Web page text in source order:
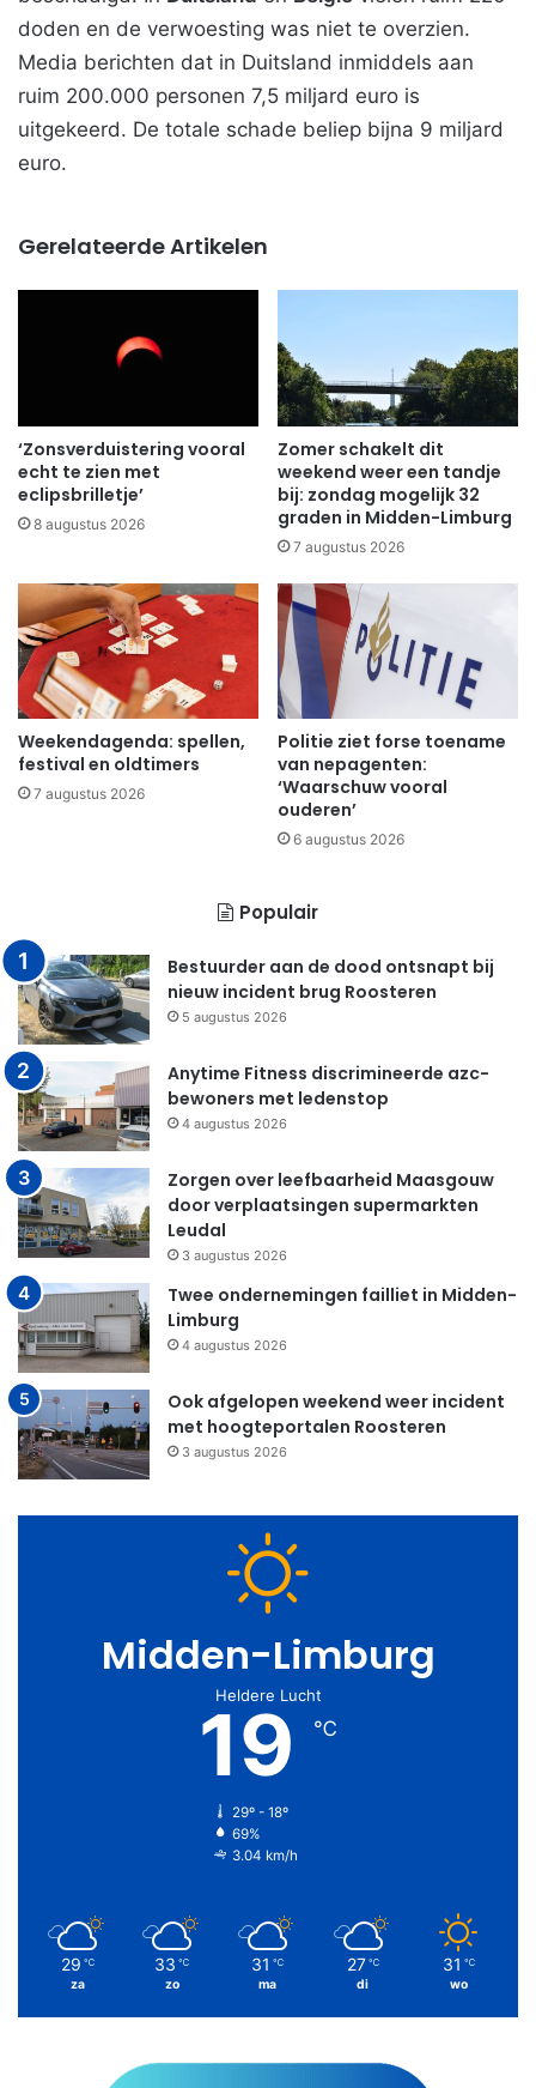
doden en de verwoesting was niet te overzien.
Media berichten dat in Duitsland inmiddels aan
ruim 200.000 personen 7,5 miljard euro is
uitgekeerd. De totale schade beliep bijna 9 miljard
euro.
Gerelateerde Artikelen
‘Zonsverduistering vooral
echt te zien met
eclipsbrilletje’
8 augustus 2026
Zomer schakelt dit
weekend weer een tandje
bij: zondag mogelijk 32
graden in Midden-Limburg
7 augustus 2026
Weekendagenda: spellen,
festival en oldtimers
7 augustus 2026
Politie ziet forse toename
van nepagenten:
‘Waarschuw vooral
ouderen’
6 augustus 2026
Populair
Bestuurder aan de dood ontsnapt bij
nieuw incident brug Roosteren
5 augustus 2026
Anytime Fitness discrimineerde azc-
bewoners met ledenstop
4 augustus 2026
Zorgen over leefbaarheid Maasgouw
door verplaatsingen supermarkten
Leudal
3 augustus 2026
Twee ondernemingen failliet in Midden-
Limburg
4 augustus 2026
Ook afgelopen weekend weer incident
met hoogteportalen Roosteren
3 augustus 2026
Midden-Limburg
Heldere Lucht
19 ℃
29º - 18º
69%
3.04 km/h
29 ℃
za
33 ℃
zo
31 ℃
ma
27 ℃
di
31 ℃
wo